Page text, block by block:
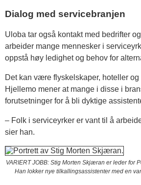
Dialog med servicebranjen
Uloba tar også kontakt med bedrifter
arbeider mange mennesker i
oppstå høy ledighet og behov for
Det kan være flyskelskaper, hoteller
Hjellemo mener at mange i disse i
forutsetninger for å bli dyktige
– Folk i serviceyrker er vant til å
sier han.
VARIERT JOBB: Stig Morten Skjæran er leder for
Han lokker nye tilkallingsassistenter med en